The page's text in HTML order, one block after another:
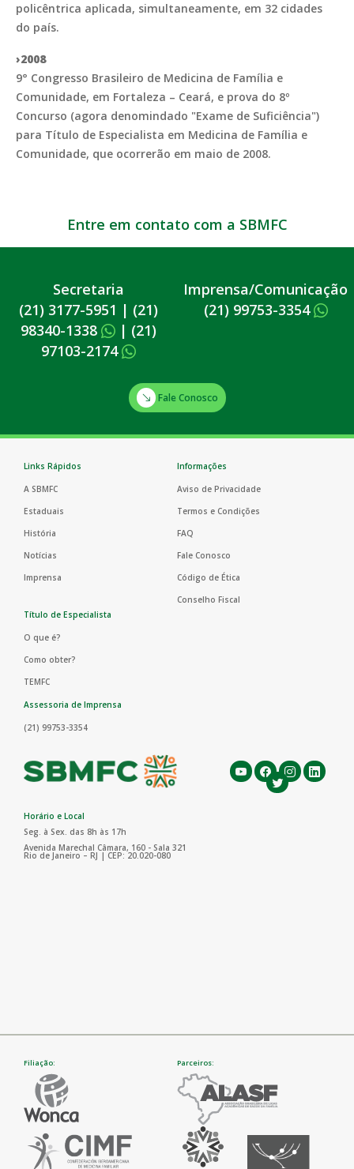
policêntrica aplicada, simultaneamente, em 32 cidades
do país.
›2008
9° Congresso Brasileiro de Medicina de Família e
Comunidade, em Fortaleza – Ceará, e prova do 8º
Concurso (agora denomindado "Exame de Suficiência")
para Título de Especialista em Medicina de Família e
Comunidade, que ocorrerão em maio de 2008.
Entre em contato com a SBMFC
Secretaria
(21) 3177-5951 | (21)
98340-1338
| (21)
97103-2174
Imprensa/Comunicação
(21) 99753-3354
Fale Conosco
Links Rápidos
A SBMFC
Estaduais
História
Notícias
Imprensa
Informações
Aviso de Privacidade
Termos e Condições
FAQ
Fale Conosco
Código de Ética
Conselho Fiscal
Título de Especialista
O que é?
Como obter?
TEMFC
Assessoria de Imprensa
(21) 99753-3354
Horário e Local
Seg. à Sex. das 8h às 17h
Avenida Marechal Câmara, 160 - Sala 321
Rio de Janeiro – RJ | CEP: 20.020-080
Filiação: Parceiros: